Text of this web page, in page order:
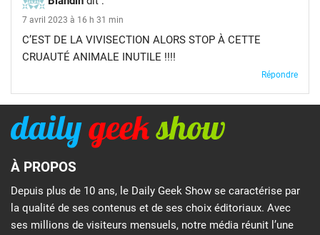
7 avril 2023 à 16 h 31 min
C’EST DE LA VIVISECTION ALORS STOP À CETTE
CRUAUTÉ ANIMALE INUTILE !!!!
Répondre
À PROPOS
Depuis plus de 10 ans, le Daily Geek Show se caractérise par
la qualité de ses contenus et de ses choix éditoriaux. Avec
ses millions de visiteurs mensuels, notre média réunit l’une